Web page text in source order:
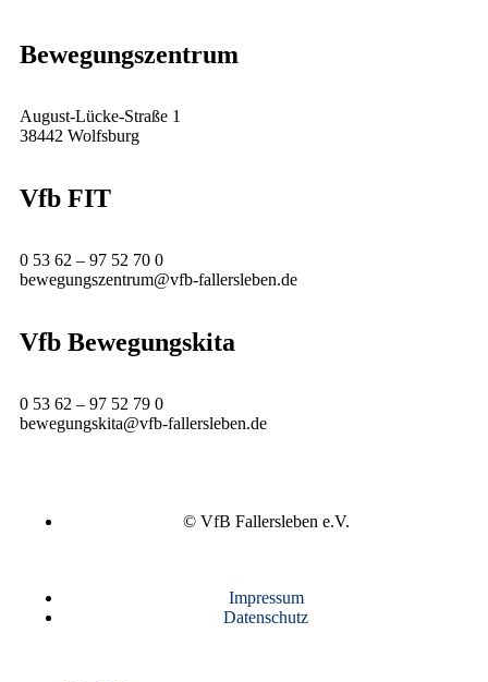
Bewegungszentrum
August-Lücke-Straße 1
38442 Wolfsburg
Vfb FIT
0 53 62 – 97 52 70 0
bewegungszentrum@vfb-fallersleben.de
Vfb Bewegungskita
0 53 62 – 97 52 79 0
bewegungskita@vfb-fallersleben.de
© VfB Fallersleben e.V.
Impressum
Datenschutz